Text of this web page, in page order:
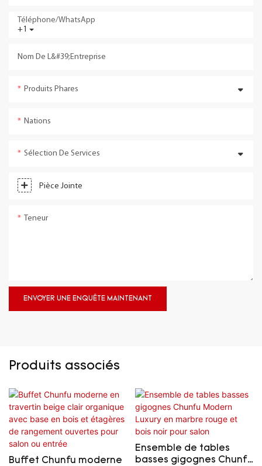
+1
Téléphone/WhatsApp
Nom De L&#39;entreprise
Produits Phares
Nations
Sélection De Services
Pièce Jointe
Teneur
ENVOYER UNE ENQUÊTE MAINTENANT
Produits associés
Buffet Chunfu moderne
Ensemble de tables
basses gigognes Chunfu